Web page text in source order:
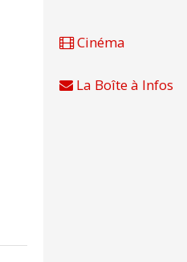
Cinéma
La Boîte à Infos